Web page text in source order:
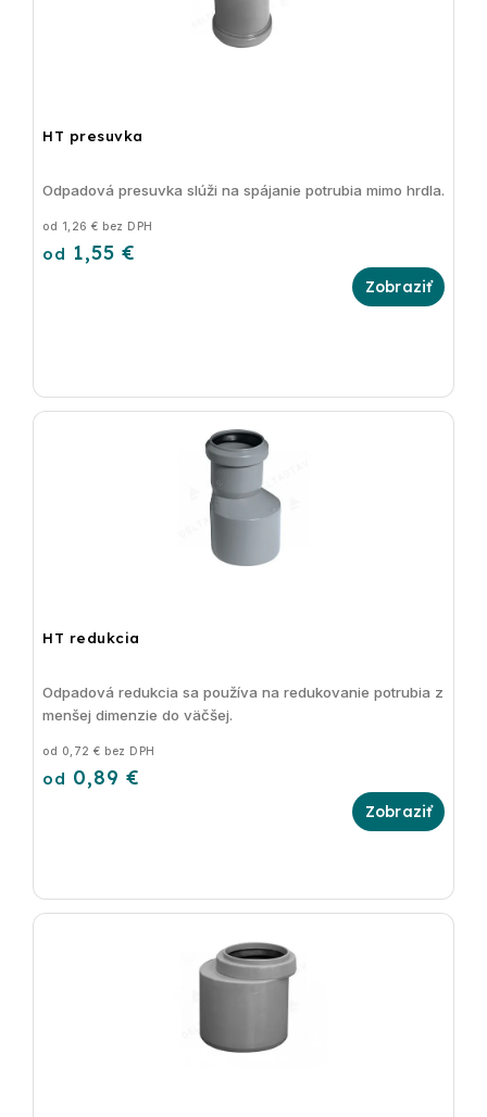
HT presuvka
od 1,26 € bez DPH
od 1,55 €
Odpadová presuvka slúži na spájanie potrubia mimo hrdla.
HT redukcia
od 0,72 € bez DPH
od 0,89 €
Odpadová redukcia sa používa na redukovanie potrubia z
menšej dimenzie do väčšej.